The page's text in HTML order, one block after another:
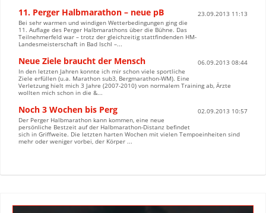
11. Perger Halbmarathon – neue pB
23.09.2013 11:13
Bei sehr warmen und windigen Wetterbedingungen ging die
11. Auflage des Perger Halbmarathons über die Bühne. Das
Teilnehmerfeld war – trotz der gleichzeitig stattfindenden HM-
Landesmeisterschaft in Bad Ischl –...
Neue Ziele braucht der Mensch
06.09.2013 08:44
In den letzten Jahren konnte ich mir schon viele sportliche
Ziele erfüllen (u.a. Marathon sub3, Bergmarathon-WM). Eine
Verletzung hielt mich 3 Jahre (2007-2010) von normalem Training ab, Ärzte
wollten mich schon in die &...
Noch 3 Wochen bis Perg
02.09.2013 10:57
Der Perger Halbmarathon kann kommen, eine neue
persönliche Bestzeit auf der Halbmarathon-Distanz befindet
sich in Griffweite. Die letzten harten Wochen mit vielen Tempoeinheiten sind
mehr oder weniger vorbei, der Körper ...